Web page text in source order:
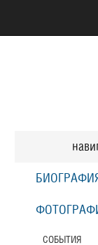
СОБЫТИЯ